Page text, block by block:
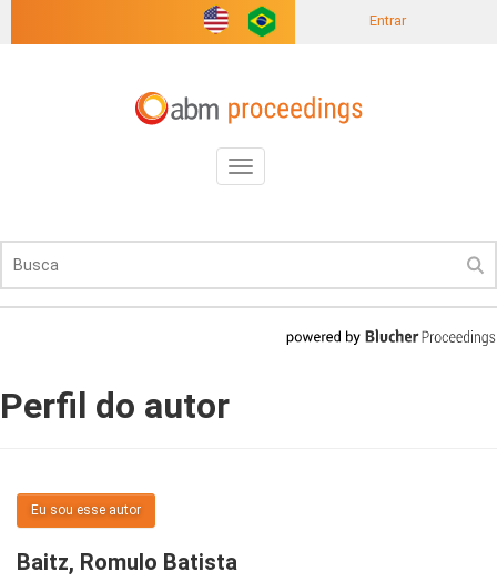
Entrar
Toggle
navigation
Perfil do autor
Eu sou esse autor
Baitz, Romulo Batista